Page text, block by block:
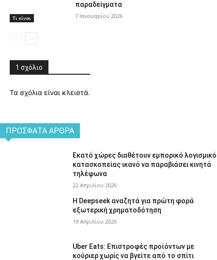
Τι είναι
παραδείγματα
7 Ιανουαρίου 2026
1 σχόλιο
Τα σχόλια είναι κλειστά.
ΠΡΌΣΦΑΤΑ ΆΡΘΡΑ
Εκατό χώρες διαθέτουν εμπορικό λογισμικό
κατασκοπείας ικανό να παραβιάσει κινητά
τηλέφωνα
22 Απριλίου 2026
Η Deepseek αναζητά για πρώτη φορά
εξωτερική χρηματοδότηση
19 Απριλίου 2026
Uber Eats: Επιστροφές προϊόντων με
κούριερ χωρίς να βγείτε από το σπίτι